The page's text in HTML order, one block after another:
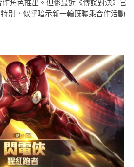
角色推出。但係最近《傳說對決》官
別，似乎暗示新一輪既聯乘合作活動